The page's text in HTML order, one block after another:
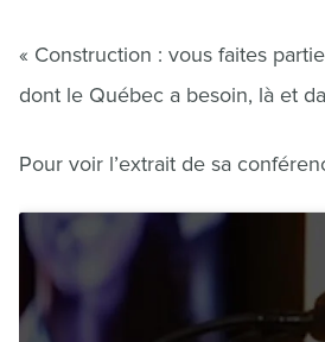
« Construction : vous faites
dont le Québec a besoin, là et
Pour voir l’extrait de sa